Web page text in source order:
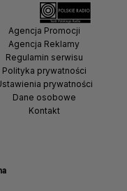
Agencja Promocji
Agencja Reklamy
Regulamin serwisu
Polityka prywatności
prywatności
Dane osobowe
Kontakt